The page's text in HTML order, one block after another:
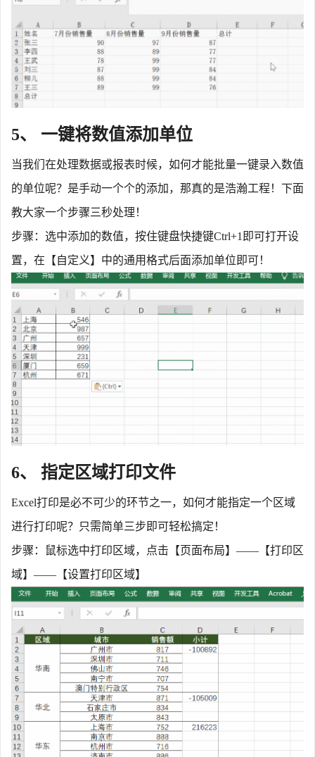
5、 一键将数值添加单位
当我们在处理数据或报表时候，如何才能批量一键录入数值
的单位呢？是手动一个个的添加，那真的是浩瀚工程！下面
教大家一个步骤三秒处理！
步骤：选中添加的数值，按住键盘快捷键Ctrl+1即可打开设
置，在【自定义】中的通用格式后面添加单位即可！
6、 指定区域打印文件
Excel打印是必不可少的环节之一，如何才能指定一个区域
进行打印呢？只需简单三步即可轻松搞定！
步骤：鼠标选中打印区域，点击【页面布局】 ——【打印区
域】——【设置打印区域】